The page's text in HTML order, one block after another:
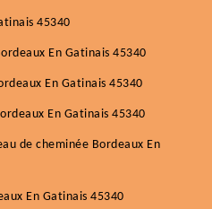
45340
En Gatinais 45340
En Gatinais 45340
En Gatinais 45340
de cheminée Bordeaux En
En Gatinais 45340